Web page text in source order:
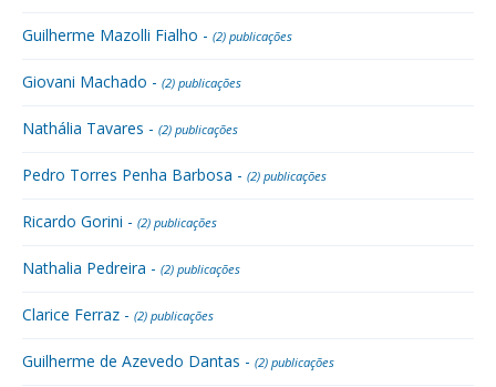
Guilherme Mazolli Fialho - (2) publicações
Giovani Machado - (2) publicações
Nathália Tavares - (2) publicações
Pedro Torres Penha Barbosa - (2) publicações
Ricardo Gorini - (2) publicações
Nathalia Pedreira - (2) publicações
Clarice Ferraz - (2) publicações
Guilherme de Azevedo Dantas - (2) publicações